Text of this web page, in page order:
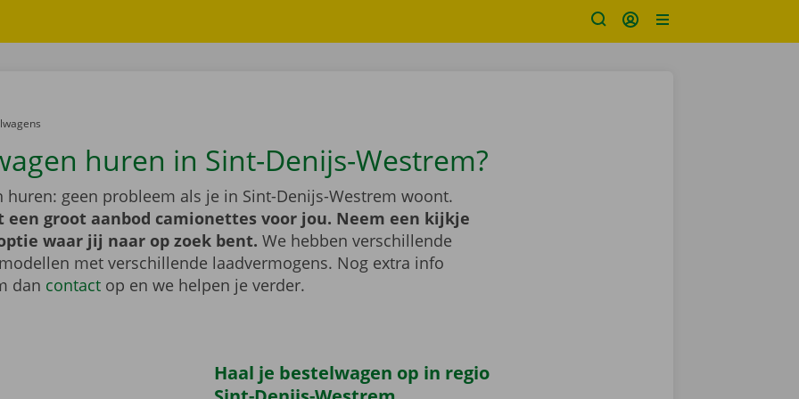
huren in Sint-Denijs-Westrem?
huren: geen probleem als je in Sint-Denijs-Westrem woont.
een groot aanbod camionettes voor jou. Neem een kijkje
waar jij naar op zoek bent. We hebben verschillende
met verschillende laadvermogens. Nog extra info
dan contactop en we helpen je verder.
Haal je bestelwagen op in regio